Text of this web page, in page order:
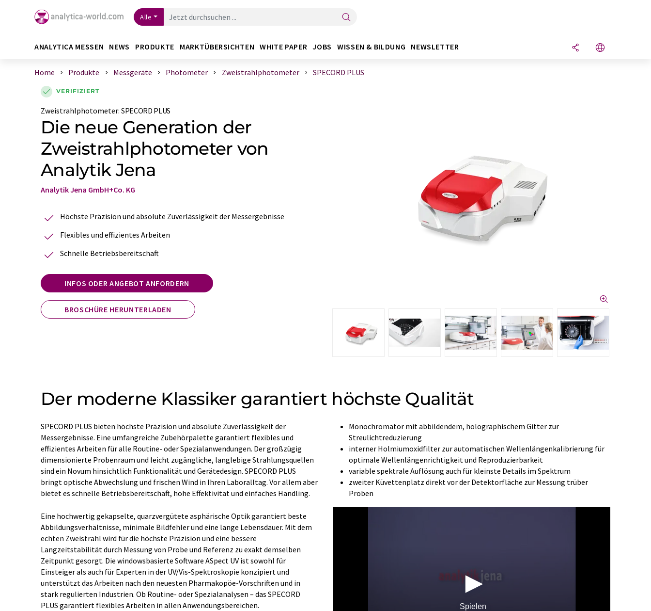
Alle
ANALYTICA MESSEN NEWS PRODUKTE MARKTÜBERSICHTEN WHITE PAPER JOBS WISSEN & BILDUNG NEWSLETTER
Home Produkte Messgeräte Photometer Zweistrahlphotometer SPECORD PLUS
VERIFIZIERT
Zweistrahlphotometer: SPECORD PLUS
Die neue Generation der
Zweistrahlphotometer von
Analytik Jena
Analytik Jena GmbH+Co. KG
Höchste Präzision und absolute Zuverlässigkeit der Messergebnisse
Flexibles und effizientes Arbeiten
Schnelle Betriebsbereitschaft
INFOS ODER ANGEBOT ANFORDERN
BROSCHÜRE HERUNTERLADEN
Der moderne Klassiker garantiert höchste Qualität
SPECORD PLUS bieten höchste Präzision und absolute Zuverlässigkeit der
Messergebnisse. Eine umfangreiche Zubehörpalette garantiert flexibles und
effizientes Arbeiten für alle Routine- oder Spezialanwendungen. Der großzügig
dimensionierte Probenraum und leicht zugängliche, langlebige Strahlungsquellen
sind ein Novum hinsichtlich Funktionalität und Gerätedesign. SPECORD PLUS
bringt optische Abwechslung und frischen Wind in Ihren Laboralltag. Vor allem aber
bietet es schnelle Betriebsbereitschaft, hohe Effektivität und einfaches Handling.
Eine hochwertig gekapselte, quarzvergütete asphärische Optik garantiert beste
Abbildungsverhältnisse, minimale Bildfehler und eine lange Lebensdauer. Mit dem
echten Zweistrahl wird für die höchste Präzision und eine bessere
Langzeitstabilität durch Messung von Probe und Referenz zu exakt demselben
Zeitpunkt gesorgt. Die windowsbasierte Software ASpect UV ist sowohl für
Einsteiger als auch für Experten in der UV/Vis-Spektroskopie konzipiert und
unterstützt das Arbeiten nach den neuesten Pharmakopöe-Vorschriften und in
stark regulierten Industrien. Ob Routine- oder Spezialanalysen – das SPECORD
PLUS garantiert flexibles Arbeiten in allen Anwendungsbereichen.
Monochromator mit abbildendem, holographischem Gitter zur
Streulichtreduzierung
interner Holmiumoxidfilter zur automatischen Wellenlängenkalibrierung für
optimale Wellenlängenrichtigkeit und Reproduzierbarkeit
variable spektrale Auflösung auch für kleinste Details im Spektrum
zweiter Küvettenplatz direkt vor der Detektorfläche zur Messung trüber
Proben
Spielen